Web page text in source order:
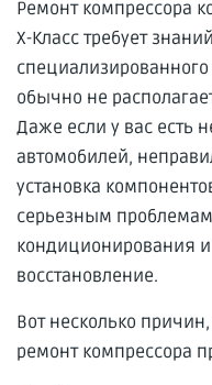
Ремонт компрессора
X-Класс требует
обычно не
Даже если у вас есть
автомобилей,
установка
серьезным
кондиционирования
восстановление.
Вот несколько
ремонт компрессора